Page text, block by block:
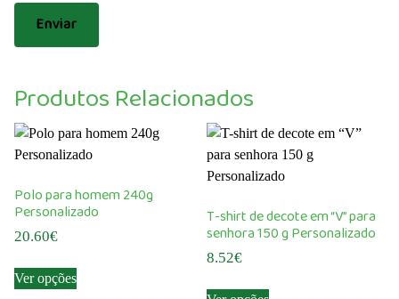
Produtos Relacionados
Polo para homem 240g
Personalizado
20.60€
Ver opçõesproduct
T-shirt de decote em “V” para
senhora 150 g Personalizado
8.52€